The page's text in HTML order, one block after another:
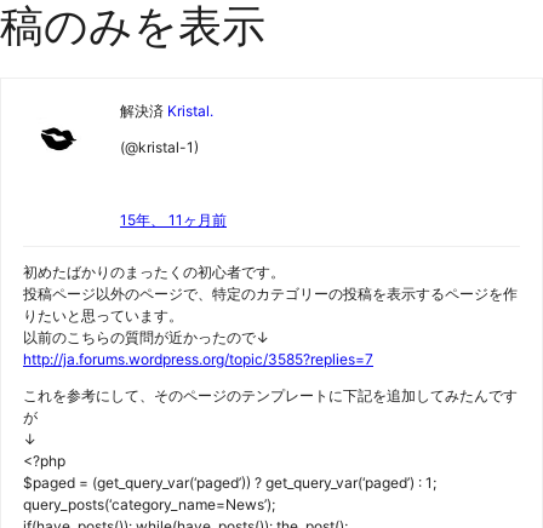
キ
稿のみを表示
解決済 Kristal.
(@kristal-1)
15年、 11ヶ月前
初めたばかりのまったくの初心者です。
投稿ページ以外のページで、特定のカテゴリーの投稿を表示するページを作
りたいと思っています。
以前のこちらの質問が近かったので↓
http://ja.forums.wordpress.org/topic/3585?replies=7
これを参考にして、そのページのテンプレートに下記を追加してみたんです
が
↓
<?php
$paged = (get_query_var(‘paged’)) ? get_query_var(‘paged’) : 1;
query_posts(‘category_name=News’);